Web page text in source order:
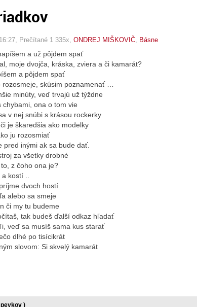
, Prečítané 1 335x, ONDREJ MIŠKOVIČ Básne
a už pôjdem spať
moje dvojča, kráska, zviera a či kamarát?
a pôjdem spať
rozosmeje, skúsim poznamenať …
minúty, veď trvajú už týždne
chybami, ona o tom vie
v nej snúbi s krásou rockerky
je škaredšia ako modelky
ju rozosmiať
pred inými ak sa bude dať.
za všetky drobné
z čoho ona je?
kostí ..
dvoch hostí
alebo sa smeje
či my tu budeme
tak budeš ďalší odkaz hľadať
veď sa musíš sama kus starať
dlhé po tisícikrát
slovom: Si skvelý kamarát
)